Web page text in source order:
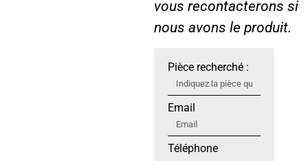
…
vous recontacterons si
nous avons le produit.
Pièce recherché :
Email
Téléphone